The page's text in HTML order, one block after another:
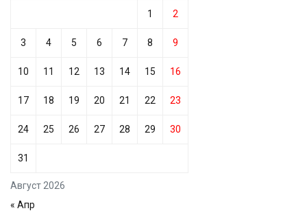
Август 2026
1 2
3 4 5 6 7 8 9
10 11 12 13 14 15 16
17 18 19 20 21 22 23
24 25 26 27 28 29 30
31
« Апр